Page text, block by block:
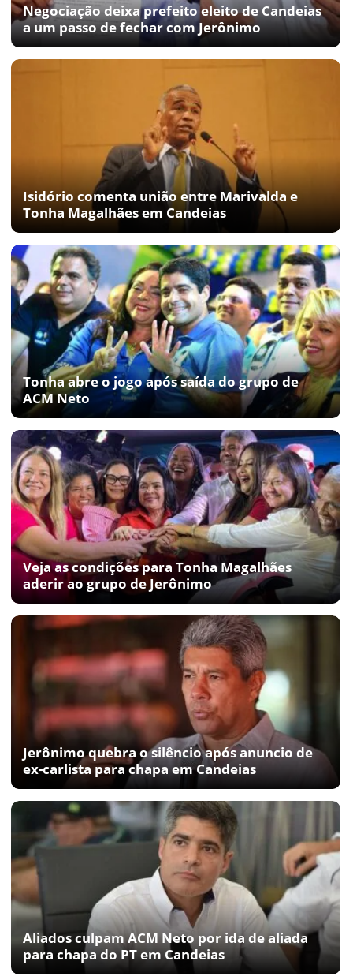
Negociação deixa prefeito eleito de Candeias
a um passo de fechar com Jerônimo
Isidório comenta união entre Marivalda e
Tonha Magalhães em Candeias
Tonha abre o jogo após saída do grupo de
ACM Neto
Veja as condições para Tonha Magalhães
aderir ao grupo de Jerônimo
Jerônimo quebra o silêncio após anuncio de
ex-carlista para chapa em Candeias
Aliados culpam ACM Neto por ida de aliada
para chapa do PT em Candeias